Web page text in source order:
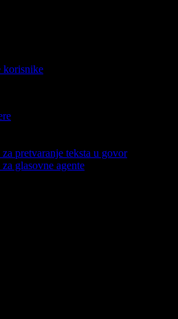
korisnike
pretvaranje teksta u govor
glasovne agente